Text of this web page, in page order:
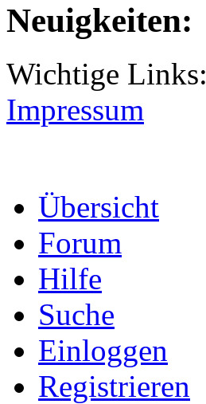
Neuigkeiten:
Wichtige Links:
Impressum
Übersicht
Forum
Hilfe
Suche
Einloggen
Registrieren